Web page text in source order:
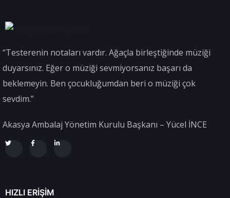
“Testerenin notaları vardır. Ağaçla birleştiğinde müziği
duyarsınız. Eğer o müziği sevmiyorsanız başarı da
beklemeyin. Ben çocukluğumdan beri o müziği çok
sevdim.”
Akasya Ambalaj Yönetim Kurulu Başkanı – Yücel İNCE
HIZLI ERIŞIM